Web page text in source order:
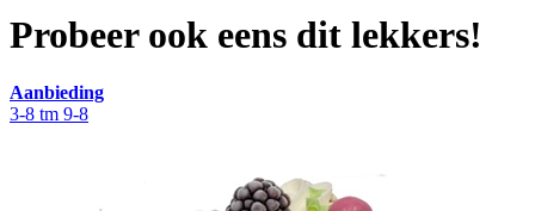
Probeer ook eens dit lekkers!
Aanbieding
3-8 tm 9-8